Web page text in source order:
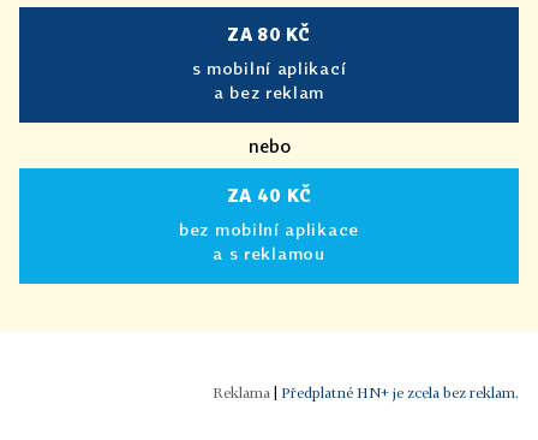
ZA 80 KČ
s mobilní aplikací
a bez reklam
nebo
ZA 40 KČ
bez mobilní aplikace
a s reklamou
Předplatné HN+ je zcela bez reklam.